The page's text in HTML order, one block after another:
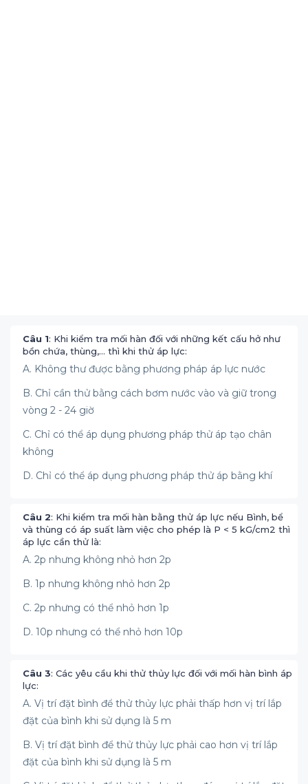
Câu 1: Khi kiểm tra mối hàn đối với những kết cấu hở như
bồn chứa, thùng,… thì khi thử áp lực:
A. Không thư được bằng phương pháp áp lực nước
B. Chỉ cần thử bằng cách bơm nước vào và giữ trong
vòng 2 - 24 giờ
C. Chỉ có thể áp dụng phương pháp thử áp tạo chân
không
D. Chỉ có thể áp dụng phương pháp thử áp bằng khí
Câu 2: Khi kiểm tra mối hàn bằng thử áp lực nếu Bình, bể
và thùng có áp suất làm việc cho phép là P < 5 kG/cm2 thì
áp lực cần thử là:
A. 2p nhưng không nhỏ hơn 2p
B. 1p nhưng không nhỏ hơn 2p
C. 2p nhưng có thể nhỏ hơn 1p
D. 10p nhưng có thể nhỏ hơn 10p
Câu 3: Các yêu cầu khi thử thủy lực đối với mối hàn bình áp
lực:
A. Vị trí đặt bình để thử thủy lực phải thấp hơn vị trí lắp
đặt của bình khi sử dụng là 5 m
B. Vị trí đặt bình để thử thủy lực phải cao hơn vị trí lắp
đặt của bình khi sử dụng là 5 m